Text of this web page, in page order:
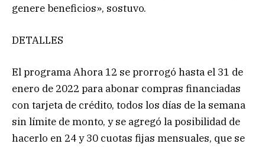
genere beneficios», sostuvo.
DETALLES
El programa Ahora 12 se prorrogó hasta el 31 de
enero de 2022 para abonar compras financiadas
con tarjeta de crédito, todos los días de la semana
sin límite de monto, y se agregó la posibilidad de
hacerlo en 24 y 30 cuotas fijas mensuales, que se